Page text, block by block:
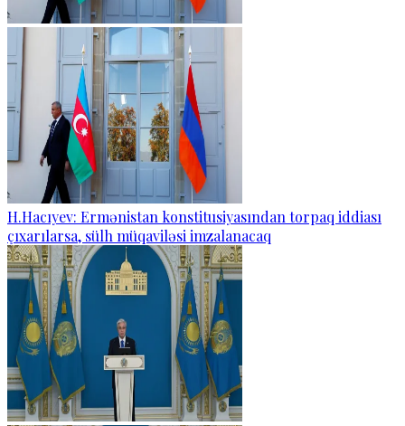
H.Hacıyev: Ermənistan konstitusiyasından torpaq iddiası
çıxarılarsa, sülh müqaviləsi imzalanacaq